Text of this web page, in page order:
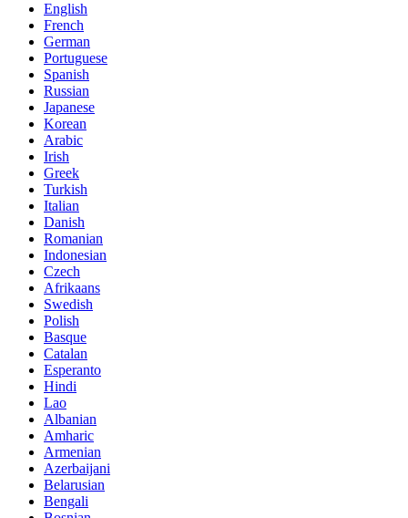
English
French
German
Portuguese
Spanish
Russian
Japanese
Korean
Arabic
Irish
Greek
Turkish
Italian
Danish
Romanian
Indonesian
Czech
Afrikaans
Swedish
Polish
Basque
Catalan
Esperanto
Hindi
Lao
Albanian
Amharic
Armenian
Azerbaijani
Belarusian
Bengali